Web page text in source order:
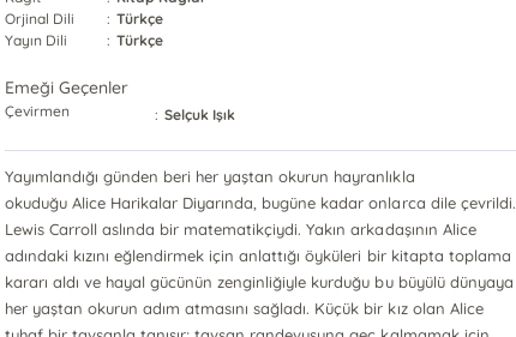
Orjinal Dili
: Türkçe
Yayın Dili
: Türkçe
Emeği Geçenler
Çevirmen : Selçuk Işık
Yayımlandığı günden beri her yaştan okurun hayranlıkla
okuduğu Alice Harikalar Diyarında, bugüne kadar onlarca dile çevrildi.
Lewis Carroll aslında bir matematikçiydi. Yakın arkadaşının Alice
adındaki kızını eğlendirmek için anlattığı öyküleri bir kitapta toplama
kararı aldı ve hayal gücünün zenginliğiyle kurduğu bu büyülü dünyaya
her yaştan okurun adım atmasını sağladı. Küçük bir kız olan Alice